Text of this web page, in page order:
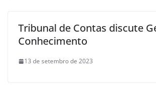
Tribunal de Contas discute
Conhecimento
13 de setembro de 2023